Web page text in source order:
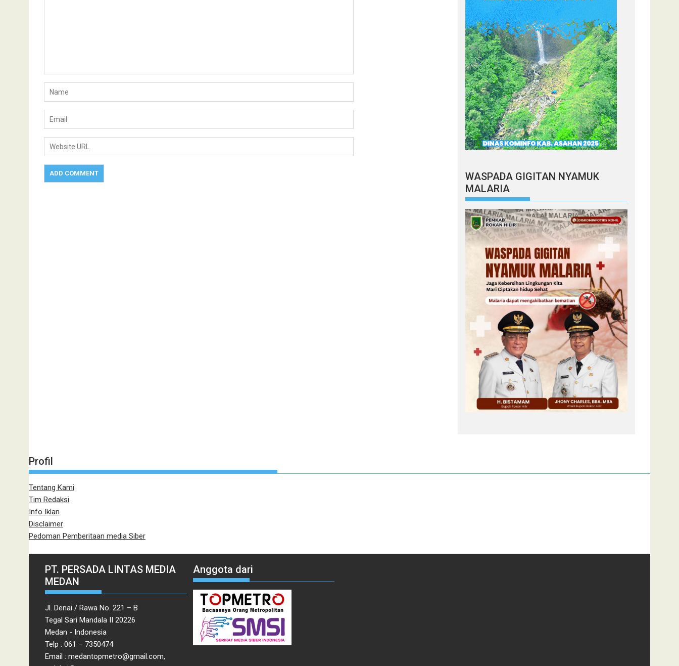
WASPADA GIGITAN NYAMUK
MALARIA
Profil
Tentang Kami
Tim Redaksi
Info Iklan
Disclaimer
Pedoman Pemberitaan media Siber
PT. PERSADA LINTAS MEDIA
MEDAN
Jl. Denai / Rawa No. 221 – B
Tegal Sari Mandala II 20226
Medan - Indonesia
Telp : 061 – 7350474
Email : medantopmetro@gmail.com,
Anggota dari